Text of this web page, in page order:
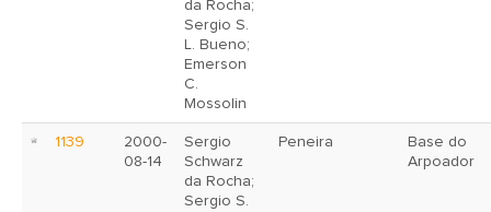
da Rocha;
Sergio S.
L. Bueno;
Emerson
C.
Mossolin
1139
2000-
08-14
Sergio
Schwarz
da Rocha;
Sergio S.
Peneira
Base do
Arpoador